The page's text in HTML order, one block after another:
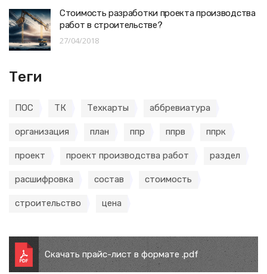
Стоимость разработки проекта производства
работ в строительстве?
27/04/2018
Теги
ПОС ТК Техкарты аббревиатура
организация план ппр ппрв ппрк
проект проект производства работ раздел
расшифровка состав стоимость
строительство цена
Скачать прайс-лист в формате .pdf